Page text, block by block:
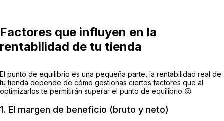
Factores que influyen en la
rentabilidad de tu tienda
El punto de equilibrio es una pequeña parte, la rentabilidad real de
tu tienda depende de cómo gestionas ciertos factores que al
optimizarlos te permitirán superar el punto de equilibrio 😜
1. El margen de beneficio (bruto y neto)